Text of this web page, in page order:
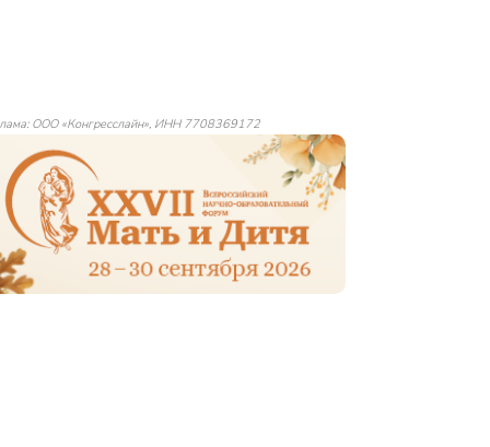
ООО «Конгресслайн», ИНН 7708369172